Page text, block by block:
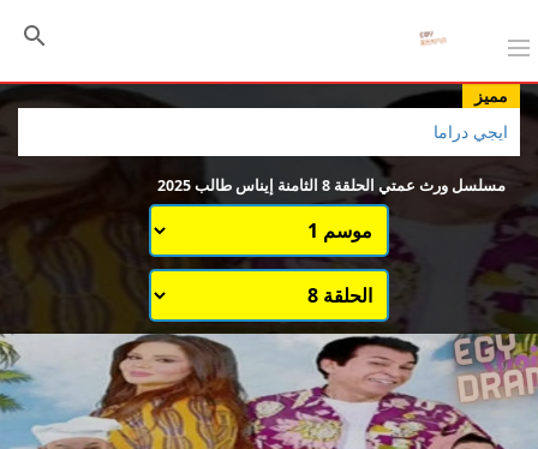
مميز
ايجي دراما
مسلسل ورث عمتي الحلقة 8 الثامنة إيناس طالب 2025
اختيار الموسم
قائمة حلقات الموسم 1